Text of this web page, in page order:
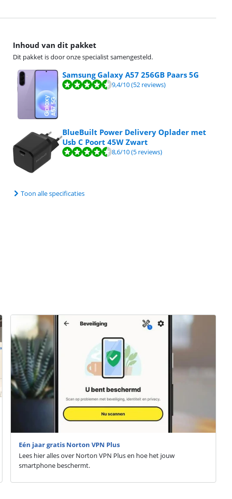
Inhoud van dit pakket
Dit pakket is door onze specialist samengesteld.
Samsung Galaxy A57 256GB Paars 5G
9,4/10(52 reviews)
BlueBuilt Power Delivery Oplader met
Usb C Poort 45W Zwart
8,6/10(5 reviews)
Toon alle specificaties
Eén jaar gratis Norton VPN Plus
Lees hier alles over Norton VPN Plus en hoe het jouw
smartphone beschermt.